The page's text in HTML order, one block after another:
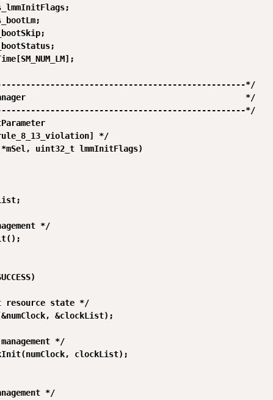
*/
manager                                             */
*/
*/
uint32_t lmmInitFlags)
*/
resource state */
&clockList);
*/
clockList);
*/